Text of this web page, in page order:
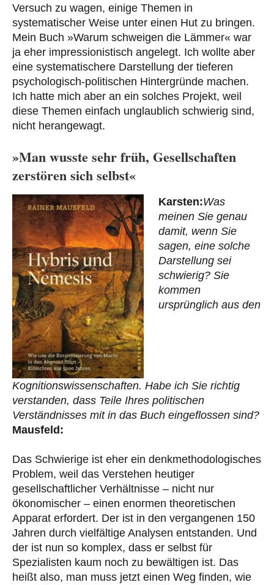
Versuch zu wagen, einige Themen in
systematischer Weise unter einen Hut zu bringen.
Mein Buch »Warum schweigen die Lämmer« war
ja eher impressionistisch angelegt. Ich wollte aber
eine systematischere Darstellung der tieferen
psychologisch-politischen Hintergründe machen.
Ich hatte mich aber an ein solches Projekt, weil
diese Themen einfach unglaublich schwierig sind,
nicht herangewagt.
»Man wusste sehr früh, Gesellschaften
zerstören sich selbst«
Karsten:Was
meinen Sie genau
damit, wenn Sie
sagen, eine solche
Darstellung sei
schwierig? Sie
kommen
ursprünglich aus den
Kognitionswissenschaften. Habe ich Sie richtig
verstanden, dass Teile Ihres politischen
Verständnisses mit in das Buch eingeflossen sind?
Mausfeld:
Das Schwierige ist eher ein denkmethodologisches
Problem, weil das Verstehen heutiger
gesellschaftlicher Verhältnisse – nicht nur
ökonomischer – einen enormen theoretischen
Apparat erfordert. Der ist in den vergangenen 150
Jahren durch vielfältige Analysen entstanden. Und
der ist nun so komplex, dass er selbst für
Spezialisten kaum noch zu bewältigen ist. Das
heißt also, man muss jetzt einen Weg finden, wie